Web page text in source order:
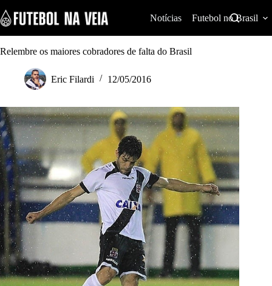
k
i
p
t
e
n
t
Notícias Futebol no Brasil
Relembre os maiores cobradores de falta do Brasil
Eric Filardi 12/05/2016